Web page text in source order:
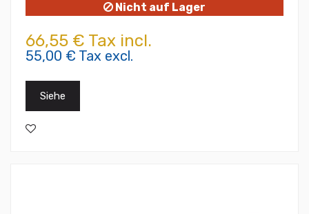
Nicht auf Lager
66,55 € Tax incl.
55,00 € Tax excl.
Siehe